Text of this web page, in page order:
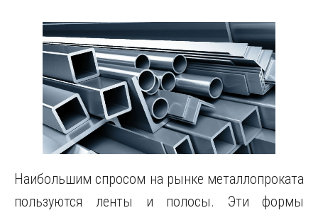
Наибольшим спросом на рынке металлопроката
пользуются ленты и полосы. Эти формы